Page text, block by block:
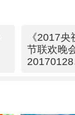
《2017央
节联欢晚
20170128